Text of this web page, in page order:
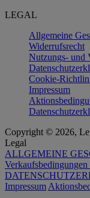
LEGAL
Allgemeine
Widerrufsrecht
Nutzungs- und
Cookie-
Impressum
Copyright © 2026, Le
Legal
ALLGEMEINE
Impressum